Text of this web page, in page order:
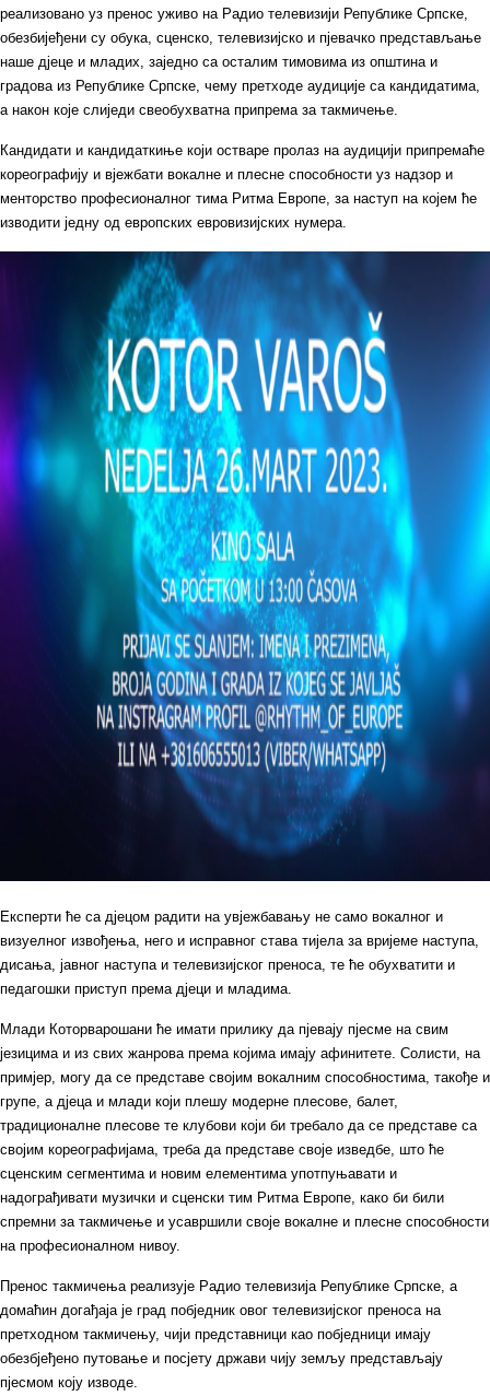
реализовано уз пренос уживо на Радио телевизији Републике Српске,
обезбијеђени су обука, сценско, телевизијско и пјевачко представљање
наше дјеце и младих, заједно са осталим тимовима из општина и
градова из Републике Српске, чему претходе аудиције са кандидатима,
а након које слиједи свеобухватна припрема за такмичење.
Кандидати и кандидаткиње који остваре пролаз на аудицији припремаће
кореографију и вјежбати вокалне и плесне способности уз надзор и
менторство професионалног тима Ритма Европе, за наступ на којем ће
изводити једну од европских евровизијских нумера.
Експерти ће са дјецом радити на увјежбавању не само вокалног и
визуелног извођења, него и исправног става тијела за вријеме наступа,
дисања, јавног наступа и телевизијског преноса, те ће обухватити и
педагошки приступ према дјеци и младима.
Млади Которварошани ће имати прилику да пјевају пјесме на свим
језицима и из свих жанрова према којима имају афинитете. Солисти, на
примјер, могу да се представе својим вокалним способностима, такође и
групе, а дјеца и млади који плешу модерне плесове, балет,
традиционалне плесове те клубови који би требало да се представе са
својим кореографијама, треба да представе своје изведбе, што ће
сценским сегментима и новим елементима употпуњавати и
надограђивати музички и сценски тим Ритма Европе, како би били
спремни за такмичење и усавршили своје вокалне и плесне способности
на професионалном нивоу.
Пренос такмичења реализује Радио телевизија Републике Српске, а
домаћин догађаја је град побједник овог телевизијског преноса на
претходном такмичењу, чији представници као побједници имају
обезбјеђено путовање и посјету држави чију земљу представљају
пјесмом коју изводе.